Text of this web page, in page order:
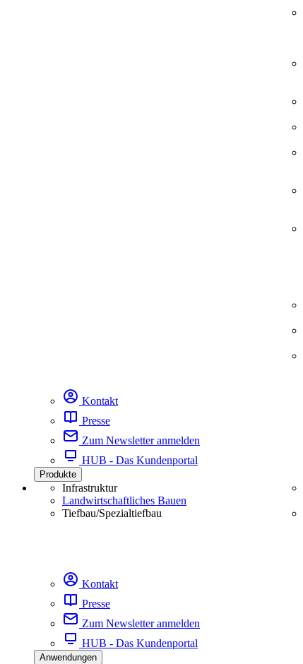
Kontakt
Presse
Zum Newsletter anmelden
HUB - Das Kundenportal
Produkte
Infrastruktur
Landwirtschaftliches Bauen
Tiefbau/Spezialtiefbau
Kontakt
Presse
Zum Newsletter anmelden
HUB - Das Kundenportal
Anwendungen